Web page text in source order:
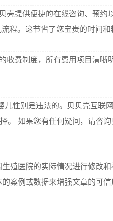
壳提供便捷的在线咨询、预约
程。这节省了您宝贵的时间和
收费制度，所有费用项目清晰
性别是违法的。贝贝壳互联
。 如果您有任何疑问，请咨
殖医院的实际情况进行修改
案例或数据来增强文章的可